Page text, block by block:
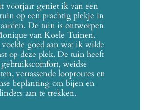
voorjaar geniet ik van een
op een prachtig plekje in
De tuin is ontworpen
van Koele Tuinen.
goed aan wat ik wilde
op deze plek. De tuin heeft
weidse
verrassende looproutes en
beplanting om bijen en
aan te trekken.